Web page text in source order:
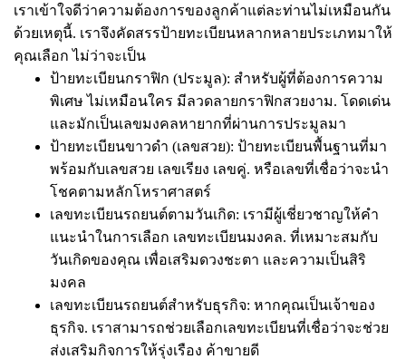
เราเข้าใจดีว่าความต้องการของลูกค้าแต่ละท่านไม่เหมือนกัน
ด้วยเหตุนี้. เราจึงคัดสรรป้ายทะเบียนหลากหลายประเภทมาให้
คุณเลือก ไม่ว่าจะเป็น
ป้ายทะเบียนกราฟิก (ประมูล): สำหรับผู้ที่ต้องการความ
พิเศษ ไม่เหมือนใคร มีลวดลายกราฟิกสวยงาม. โดดเด่น
และมักเป็นเลขมงคลหายากที่ผ่านการประมูลมา
ป้ายทะเบียนขาวดำ (เลขสวย): ป้ายทะเบียนพื้นฐานที่มา
พร้อมกับเลขสวย เลขเรียง เลขคู่. หรือเลขที่เชื่อว่าจะนำ
โชคตามหลักโหราศาสตร์
เลขทะเบียนรถยนต์ตามวันเกิด: เรามีผู้เชี่ยวชาญให้คำ
แนะนำในการเลือก เลขทะเบียนมงคล. ที่เหมาะสมกับ
วันเกิดของคุณ เพื่อเสริมดวงชะตา และความเป็นสิริ
มงคล
เลขทะเบียนรถยนต์สำหรับธุรกิจ: หากคุณเป็นเจ้าของ
ธุรกิจ. เราสามารถช่วยเลือกเลขทะเบียนที่เชื่อว่าจะช่วย
ส่งเสริมกิจการให้รุ่งเรือง ค้าขายดี